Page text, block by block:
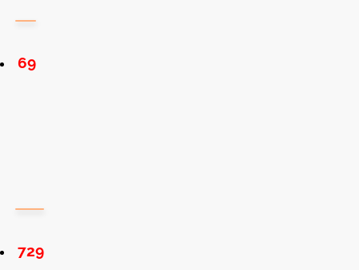
69
729